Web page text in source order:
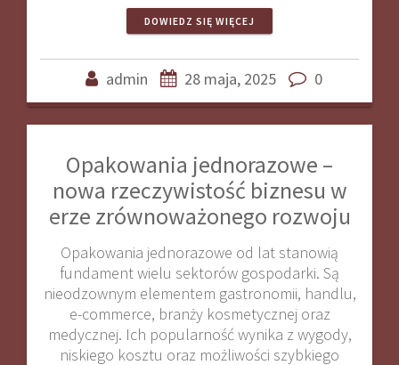
DOWIEDZ SIĘ WIĘCEJ
admin 28 maja, 2025 0
Opakowania jednorazowe –
nowa rzeczywistość biznesu w
erze zrównoważonego rozwoju
Opakowania jednorazowe od lat stanowią
fundament wielu sektorów gospodarki. Są
nieodzownym elementem gastronomii, handlu,
e-commerce, branży kosmetycznej oraz
medycznej. Ich popularność wynika z wygody,
niskiego kosztu oraz możliwości szybkiego